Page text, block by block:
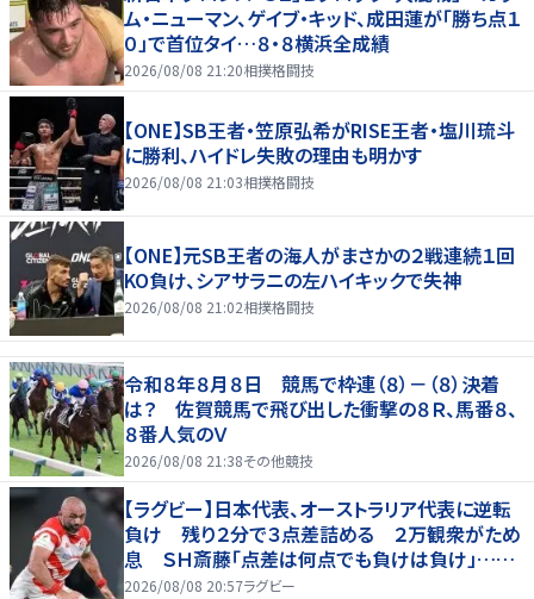
ム・ニューマン、ゲイブ・キッド、成田蓮が「勝ち点１
０」で首位タイ…８・８横浜全成績
2026/08/08 21:20相撲格闘技
【ONE】SB王者・笠原弘希がRISE王者・塩川琉斗
に勝利、ハイドレ失敗の理由も明かす
2026/08/08 21:03相撲格闘技
【ONE】元SB王者の海人がまさかの２戦連続１回
KO負け、シアサラニの左ハイキックで失神
2026/08/08 21:02相撲格闘技
令和８年８月８日 競馬で枠連（８）－（８）決着
は？ 佐賀競馬で飛び出した衝撃の８Ｒ、馬番８、
８番人気のＶ
2026/08/08 21:38その他競技
【ラグビー】日本代表、オーストラリア代表に逆転
負け 残り２分で３点差詰める ２万観衆がため
息 ＳＨ斎藤「点差は何点でも負けは負け」…前
半にＳＯ伊藤龍が先制トライ、３２ー３５で惜敗
2026/08/08 20:57ラグビー